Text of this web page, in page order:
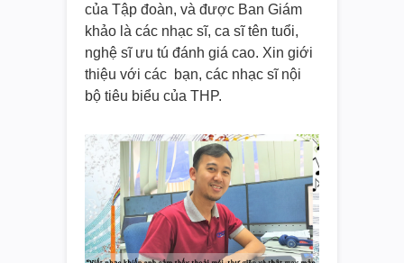
của Tập đoàn, và được Ban Giám
khảo là các nhạc sĩ, ca sĩ tên tuổi,
nghệ sĩ ưu tú đánh giá cao. Xin giới
thiệu với các bạn, các nhạc sĩ nội
bộ tiêu biểu của THP.